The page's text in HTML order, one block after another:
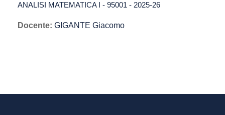
ANALISI MATEMATICA I - 95001 - 2025-26
Docente: GIGANTE Giacomo